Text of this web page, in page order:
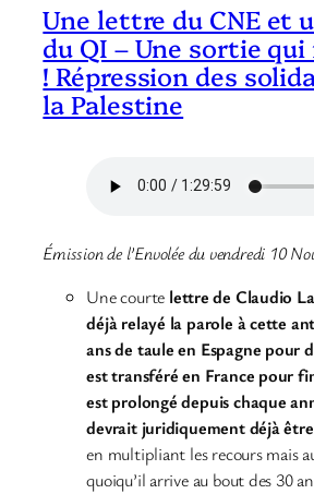
Une lettre du CNE et
du QI – Une sortie
! Répression des
la Palestine
Émission de l’Envolée du vendredi 10
Une courte lettre de Claudio
déjà relayé la parole à cette
ans de taule en Espagne pour
est transféré en France pour
est prolongé depuis chaque
devrait juridiquement déjà
en multipliant les recours mais
quoiqu’il arrive au bout des 30